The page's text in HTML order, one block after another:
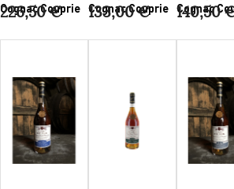
Cognac Couprie
226,50 €
Cognac Couprie
133,00 €
Cognac
140,50